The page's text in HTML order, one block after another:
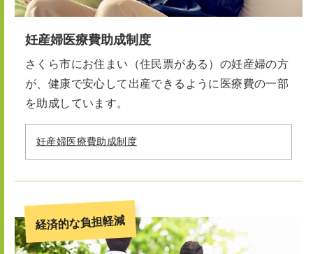
妊産婦医療費助成制度
さくら市にお住まい（住民票がある）の妊産婦の方
が、健康で安心して出産できるように医療費の一部
を助成しています。
妊産婦医療費助成制度
経済的な負担軽減